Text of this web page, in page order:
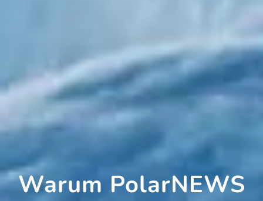
Warum PolarNEWS